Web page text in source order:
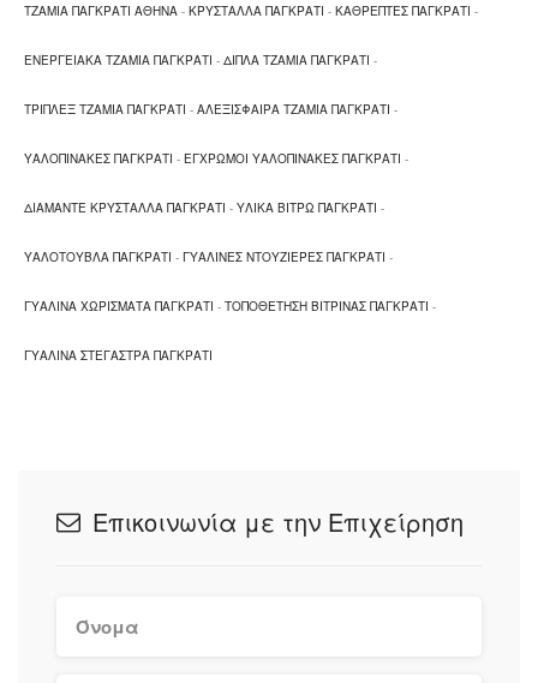
ΤΖΑΜΙΑ ΠΑΓΚΡΑΤΙ ΑΘΗΝΑ - ΚΡΥΣΤΑΛΛΑ ΠΑΓΚΡΑΤΙ - ΚΑΘΡΕΠΤΕΣ ΠΑΓΚΡΑΤΙ -
ΕΝΕΡΓΕΙΑΚΑ ΤΖΑΜΙΑ ΠΑΓΚΡΑΤΙ - ΔΙΠΛΑ ΤΖΑΜΙΑ ΠΑΓΚΡΑΤΙ -
ΤΡΙΠΛΕΞ ΤΖΑΜΙΑ ΠΑΓΚΡΑΤΙ - ΑΛΕΞΙΣΦΑΙΡΑ ΤΖΑΜΙΑ ΠΑΓΚΡΑΤΙ -
ΥΑΛΟΠΙΝΑΚΕΣ ΠΑΓΚΡΑΤΙ - ΕΓΧΡΩΜΟΙ ΥΑΛΟΠΙΝΑΚΕΣ ΠΑΓΚΡΑΤΙ -
ΔΙΑΜΑΝΤΕ ΚΡΥΣΤΑΛΛΑ ΠΑΓΚΡΑΤΙ - ΥΛΙΚΑ ΒΙΤΡΩ ΠΑΓΚΡΑΤΙ -
ΥΑΛΟΤΟΥΒΛΑ ΠΑΓΚΡΑΤΙ - ΓΥΑΛΙΝΕΣ ΝΤΟΥΖΙΕΡΕΣ ΠΑΓΚΡΑΤΙ -
ΓΥΑΛΙΝΑ ΧΩΡΙΣΜΑΤΑ ΠΑΓΚΡΑΤΙ - ΤΟΠΟΘΕΤΗΣΗ ΒΙΤΡΙΝΑΣ ΠΑΓΚΡΑΤΙ -
ΓΥΑΛΙΝΑ ΣΤΕΓΑΣΤΡΑ ΠΑΓΚΡΑΤΙ
Επικοινωνία με την Επιχείρηση